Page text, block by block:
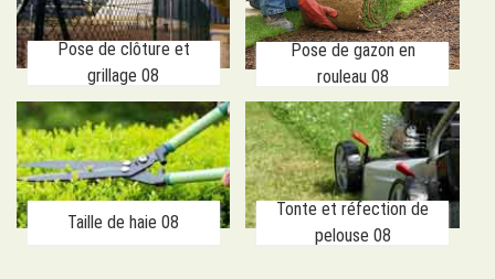
Pose de clôture et
grillage 08
Pose de gazon en
rouleau 08
Taille de haie 08
Tonte et réfection de
pelouse 08